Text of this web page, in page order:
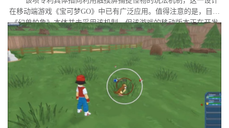
在移动端游戏《宝可梦GO》中已有广泛应用。值得注意的是，目前
《幻兽帕鲁》本体并未采用该机制，但该游戏的移动版本正在开发
中。外界普遍认为，这很可能是任天堂在当前时间点针对此项专利
发起诉讼的直接原因。